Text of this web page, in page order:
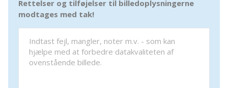
Rettelser og tilføjelser til billedoplysningerne
modtages med tak!